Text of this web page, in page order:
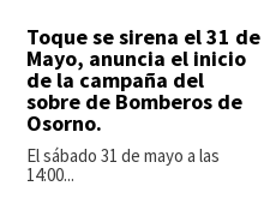
Toque se sirena el 31 de
Mayo, anuncia el inicio
de la campaña del
sobre de Bomberos de
Osorno.
El sábado 31 de mayo a las
14:00...